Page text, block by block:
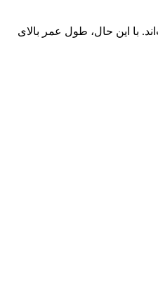
با این حال، طول عمر بالای